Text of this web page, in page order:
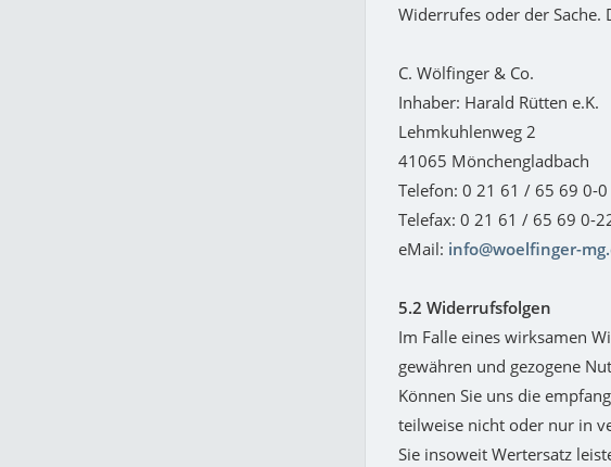
Widerrufes oder der
C. Wölfinger & Co.
Inhaber: Harald Rütten e.K.
Lehmkuhlenweg 2
41065 Mönchengladbach
Telefon: 0 21 61 / 65 69 0-0
Telefax: 0 21 61 / 65 69 0-
eMail: info@woelfinger-
5.2 Widerrufsfolgen
Im Falle eines wirksamen
gewähren und gezogene
Können Sie uns die
teilweise nicht oder nur in
Sie insoweit Wertersatz